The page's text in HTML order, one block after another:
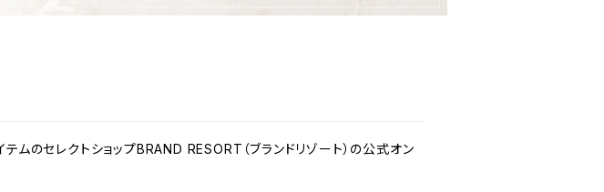
ムのセレクトショップBRAND RESORT（ブランドリゾート）の公式オン